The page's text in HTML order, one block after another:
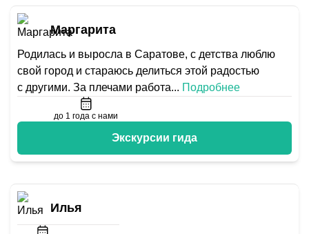
Маргарита
Родилась и выросла в Саратове, с детства люблю
свой город и стараюсь делиться этой радостью
с другими. За плечами работа... Подробнее
до 1 года с нами
Экскурсии гида
Илья